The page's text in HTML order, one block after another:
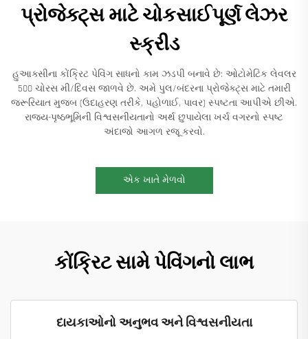
પ્રોજેક્ટ્સ માટે ચોકસાઈપૂર્ણ લેઝર
સ્ક્રીડ
હુઆક્સીના કોંક્રિટ પેવિંગ સાધનો કામ ઝડપી બનાવે છે: ઓટોમેટિક લેવલર
500 ચોરસ મી/દિવસ જાળવે છે. અમે પુલ/બંદરના પ્રોજેક્ટ્સ માટે તમારી
જરૂરિયાત મુજબ (ઉદાહરણ તરીકે, પહોળાઈ, પાવર) સ્પષ્ટતા આપીએ છીએ.
રાજ્ય-પૃષ્ઠભૂમિની વિશ્વસનીયતાનો અર્થ છુપાયેલા ખર્ચ વગરનો સ્પષ્ટ
અંદાજો આગળ રજૂ કરવો.
એક ખાતે મેળવો
કોંક્રિટ સામે પેવિંગનો લાભ
દાયકાઓનો અનુભવ અને વિશ્વસનીયતા